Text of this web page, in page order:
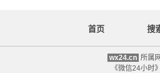
首页 搜
wx24.cn 所属
《微信24小时